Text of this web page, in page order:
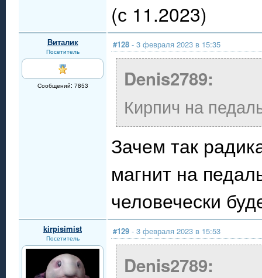
(с 11.2023)
Виталик
Посетитель
Сообщений: 7853
#128 - 3 февраля 2023 в 15:35
Denis2789:
Кирпич на
Зачем так
магнит на
человечески
kirpisimist
Посетитель
#129 - 3 февраля 2023 в 15:53
Denis2789: